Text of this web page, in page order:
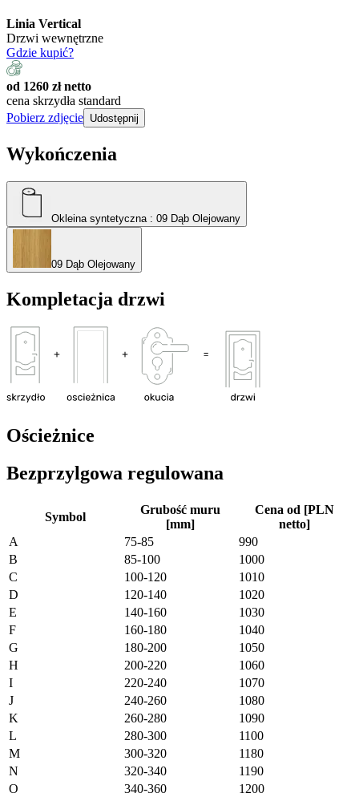
Linia Vertical
Drzwi wewnętrzne
Gdzie kupić?
od 1260 zł netto
cena skrzydła standard
Pobierz zdjęcie Udostępnij
Wykończenia
Okleina syntetyczna : 09 Dąb Olejowany
09 Dąb Olejowany
Kompletacja drzwi
Ościeżnice
Bezprzylgowa regulowana
Symbol
Grubość muru
[mm]
Cena od [PLN
netto]
A
75-85
990
B
85-100
1000
C
100-120
1010
D
120-140
1020
E
140-160
1030
F
160-180
1040
G
180-200
1050
H
200-220
1060
I
220-240
1070
J
240-260
1080
K
260-280
1090
L
280-300
1100
M
300-320
1180
N
320-340
1190
O
340-360
1200